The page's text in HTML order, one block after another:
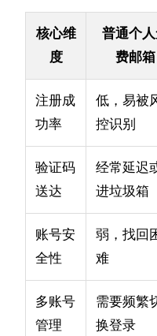
核心维
度
普通个
费邮箱
注册成
功率
低，易被
控识别
验证码
送达
经常延迟
进垃圾箱
账号安
全性
弱，找回
难
多账号
管理
需要频繁
换登录